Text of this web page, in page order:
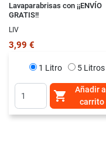
Lavaparabrisas con ¡¡ENVÍO
GRATIS!!
LIV
3,99 €
1 Litro 5 Litros

Añadir al
carrito